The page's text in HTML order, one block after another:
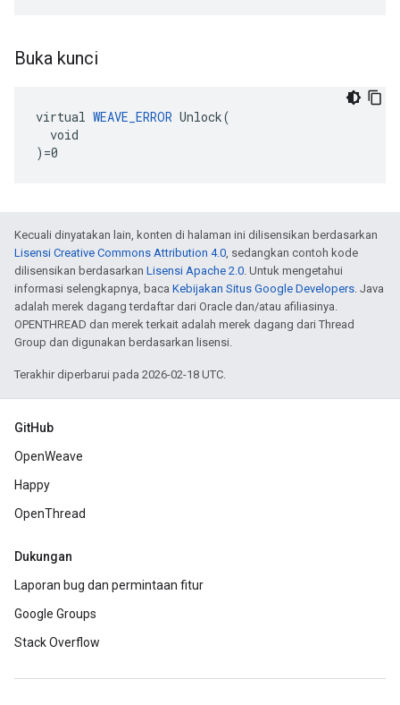
Buka kunci
virtual WEAVE_ERROR Unlock(
  void
)=0
Kecuali dinyatakan lain, konten di halaman ini dilisensikan berdasarkan
Lisensi Creative Commons Attribution 4.0, sedangkan contoh kode
dilisensikan berdasarkan Lisensi Apache 2.0. Untuk mengetahui
informasi selengkapnya, baca Kebijakan Situs Google Developers. Java
adalah merek dagang terdaftar dari Oracle dan/atau afiliasinya.
OPENTHREAD dan merek terkait adalah merek dagang dari Thread
Group dan digunakan berdasarkan lisensi.
Terakhir diperbarui pada 2026-02-18 UTC.
GitHub
OpenWeave
Happy
OpenThread
Dukungan
Laporan bug dan permintaan fitur
Google Groups
Stack Overflow